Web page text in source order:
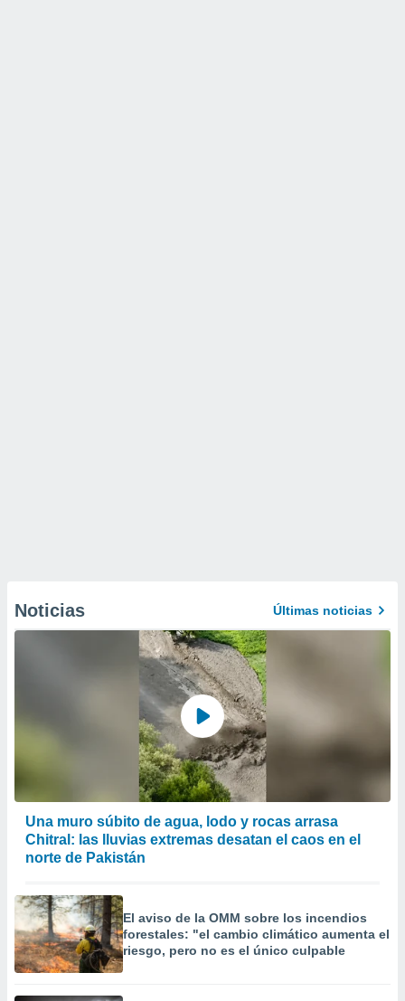
Noticias Últimas noticias
Una muro súbito de agua, lodo y rocas arrasa
Chitral: las lluvias extremas desatan el caos en el
norte de Pakistán
El aviso de la OMM sobre los incendios
forestales: "el cambio climático aumenta el
riesgo, pero no es el único culpable